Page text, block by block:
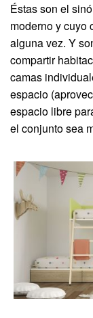
Éstas son el
moderno y cuyo
alguna vez. Y
compartir
camas
espacio
espacio libre
el conjunto sea